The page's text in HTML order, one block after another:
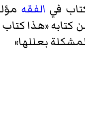
في الفقه
كتابه «هذا كتاب
بعللها»